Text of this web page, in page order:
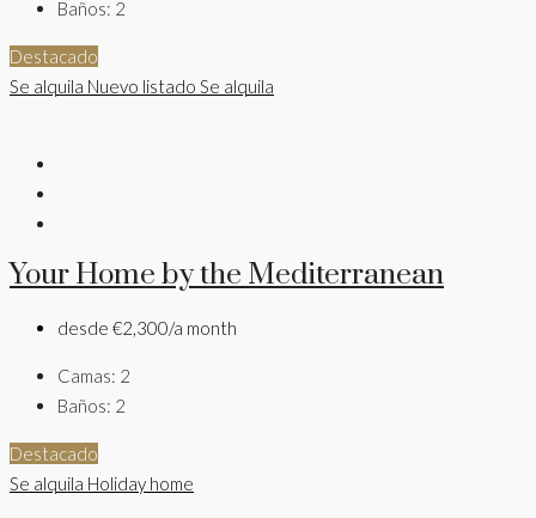
Baños: 2
Destacado
Se alquila Nuevo listado Se alquila
Your Home by the Mediterranean
desde €2,300/a month
Camas: 2
Baños: 2
Destacado
Se alquila Holiday home